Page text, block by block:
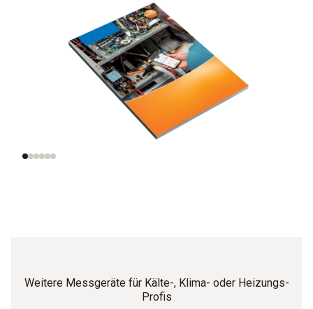
Kälteanlagen
Kältemitteln
bewerten
Weitere Messgeräte für Kälte-, Klima- oder Heizungs-
Profis